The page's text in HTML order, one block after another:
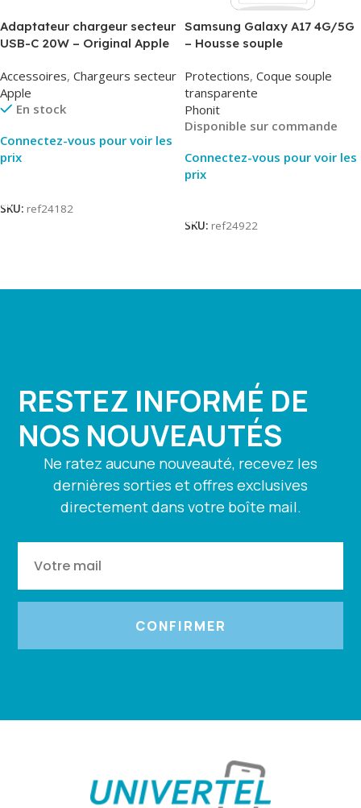
Adaptateur chargeur secteur
USB-C 20W – Original Apple
Accessoires, Chargeurs secteur
Apple
En stock
Connectez-vous pour voir les
prix
SKU: ref24182
Samsung Galaxy A17 4G/5G
– Housse souple
Protections, Coque souple
transparente
Phonit
Disponible sur commande
Connectez-vous pour voir les
prix
SKU: ref24922
RESTEZ INFORMÉ DE
NOS NOUVEAUTÉS
Ne ratez aucune nouveauté, recevez les
dernières sorties et offres exclusives
directement dans votre boîte mail.
CONFIRMER